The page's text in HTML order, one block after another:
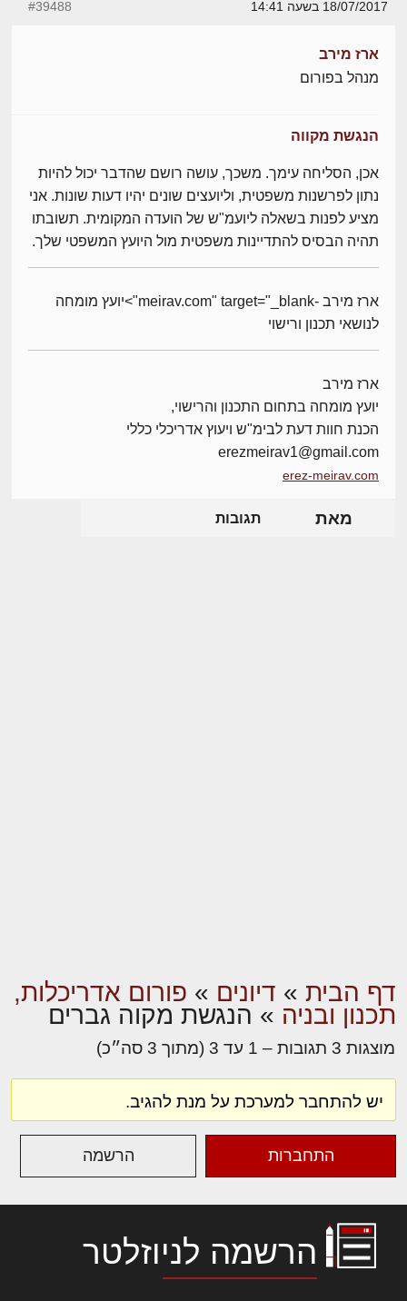
18/07/2017 בשעה 14:41 #39488
ארז מירב
מנהל בפורום
הנגשת מקווה
אכן, הסליחה עימך. משכך, עושה רושם שהדבר יכול להיות
נתון לפרשנות משפטית, וליועצים שונים יהיו דעות שונות. אני
מציע לפנות בשאלה ליועמ"ש של הועדה המקומית. תשובתו
תהיה הבסיס להתדיינות משפטית מול היועץ המשפטי שלך.
ארז מירב -meirav.com" target="_blank">יועץ מומחה
לנושאי תכנון ורישוי
ארז מירב
יועץ מומחה בתחום התכנון והרישוי,
הכנת חוות דעת לבימ"ש ויעוץ אדריכלי כללי
erezmeirav1@gmail.com
erez-meirav.com
מאת תגובות
דף הבית » דיונים » פורום אדריכלות,
תכנון ובניה » הנגשת מקוה גברים
מוצגות 3 תגובות – 1 עד 3 (מתוך 3 סה״כ)
יש להתחבר למערכת על מנת להגיב.
התחברות הרשמה
הרשמה לניוזלטר